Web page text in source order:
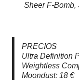
Sheer F-Bomb,
PRECIOS
Ultra Definition
Weightless
Moondust: 18 €